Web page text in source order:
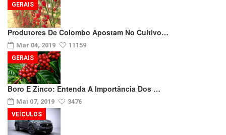
Produtores De Colombo Apostam No Cultivo…
Mar 04, 2019 11159
GERAIS
Boro E Zinco: Entenda A Importância Dos …
Mai 07, 2019 3476
GERAIS
VEÍCULOS